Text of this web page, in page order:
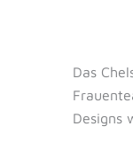
Das
Designs